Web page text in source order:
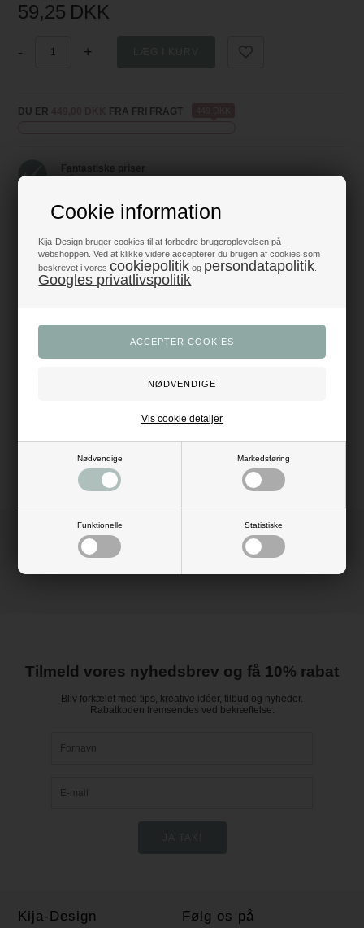
Cookie information
Kija-Design bruger cookies til at forbedre brugeroplevelsen på
webshoppen. Ved at klikke videre accepterer du brugen af cookies som
beskrevet i vorescookiepolitik og persondatapolitik
Googles privatlivspolitik
Nødvendige Markedsføring
Funktionelle Statistiske
Vis cookie detaljer
59,25 DKK
- +
DU ER FRA FRI FRAGT
Fantastiske priser
Trustpilot 5/5 - Fremragende
+1200 glade anmeldelser
- med hurtig levering
Farve: mørk blå, guld
Tilmeld vores nyhedsbrev og få 10% rabat
Bliv forkælet med tips, kreative idéer, tilbud og nyheder.
Rabatkoden fremsendes ved bekræftelse.
Kija-Design Følg os på